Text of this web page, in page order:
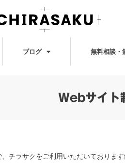
ブログ 無料相談・
Webサイト
チラサクをご利用いただいておりま